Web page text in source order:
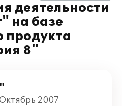
деятельности
на базе
продукта
8"
2007